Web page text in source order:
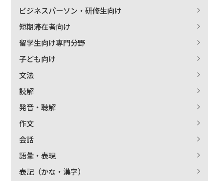
ビジネスパーソン・研修生向け
短期滞在者向け
留学生向け専門分野
子ども向け
文法
読解
発音・聴解
作文
会話
語彙・表現
表記（かな・漢字）